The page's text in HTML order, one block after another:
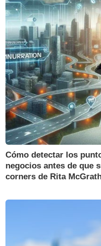
Cómo detectar los
negocios antes de que
corners de Rita